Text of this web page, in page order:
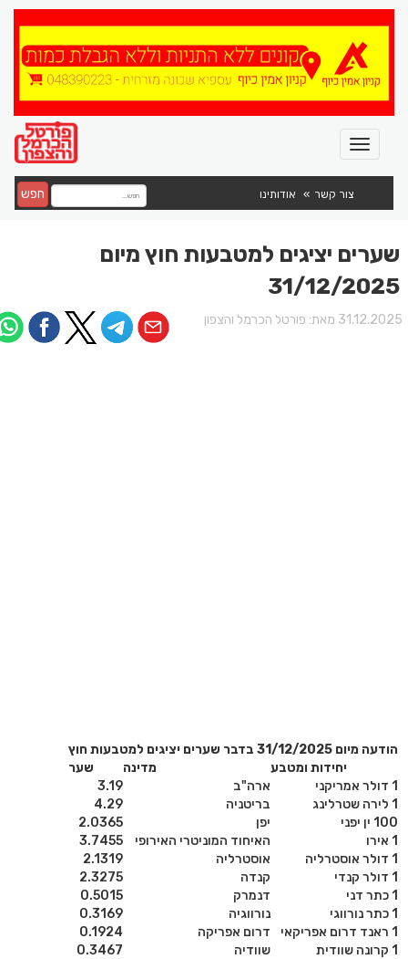
צור קשר אודותינו חפש
שערים יציגים למטבעות חוץ מיום
31/12/2025
מאת: פורטל הכרמל והצפון
הודעה מיום 31/12/2025 בדבר שערים יציגים למטבעות חוץ
יחידות ומטבע
מדינה
שער
ארה"ב
3.19
בריטניה
4.29
100 ין יפני
יפן
2.0365
האיחוד המוניטרי האירופי
3.7455
אוסטרליה
2.1319
קנדה
2.3275
דנמרק
0.5015
נורווגיה
0.3169
דרום אפריקה
0.1924
שוודיה
0.3467